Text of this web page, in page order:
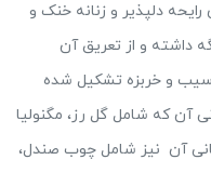
رایحه دلپذیر و زنانه خنک و
داشته و از تعریق آن
سیب و خربزه تشکیل شده
که شامل گل رز، مگنولیا
آن نیز شامل چوب صندل،